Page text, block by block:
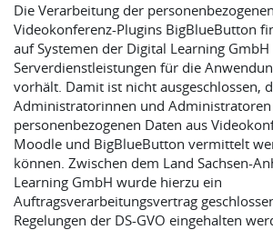
Die Verarbeitung der
Videokonferenz-Plugins BigBlueButton
auf Systemen der Digital Learning
Serverdienstleistungen für die
vorhält. Damit ist nicht ausgeschlossen,
Administratorinnen und Administratoren
personenbezogenen Daten aus
Moodle und BigBlueButton vermittelt
können. Zwischen dem Land Sachsen-
Learning GmbH wurde hierzu ein
Auftragsverarbeitungsvertrag
Regelungen der DS-GVO eingehalten